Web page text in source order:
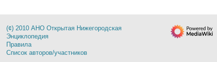
(¢) 2010 АНО Открытая Нижегородская
Энциклопедия
Правила
Список авторов/участников